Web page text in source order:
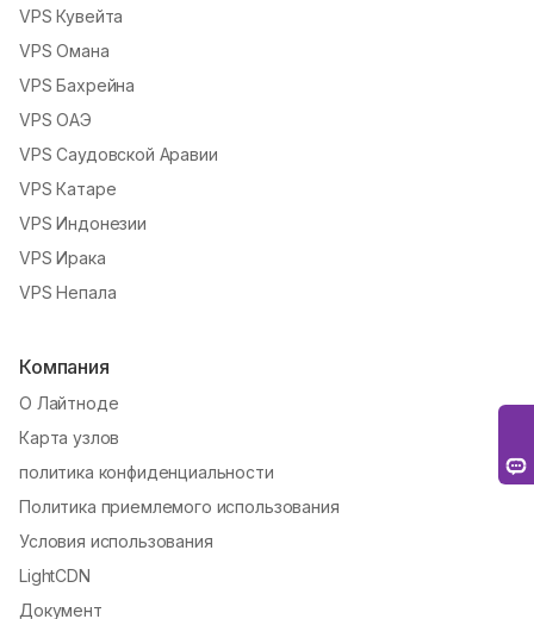
VPS Кувейта
VPS Омана
VPS Бахрейна
VPS ОАЭ
VPS Саудовской Аравии
VPS Катаре
VPS Индонезии
VPS Ирака
VPS Непала
Компания
О Лайтноде
Карта узлов
политика конфиденциальности
Политика приемлемого использования
Условия использования
LightCDN
Документ